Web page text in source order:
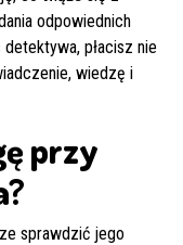
odpowiednich
płacisz nie
wiedzę i
przy
sprawdzić jego